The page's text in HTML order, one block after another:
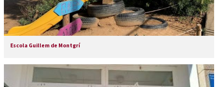
Escola Guillem de Montgrí